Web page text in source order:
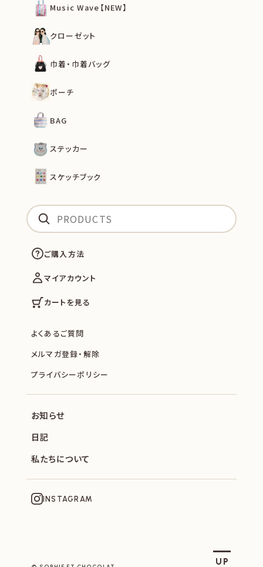
Music Wave【NEW】
クローゼット
巾着・巾着バッグ
ポーチ
BAG
ステッカー
スケッチブック
ご購入方法
マイアカウント
カートを見る
よくあるご質問
メルマガ登録・解除
プライバシーポリシー
お知らせ
日記
私たちについて
INSTAGRAM
UP